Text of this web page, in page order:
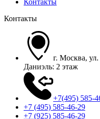
Контакты
Контакты
г. Москва,
Даниэль: 2 этаж
+7(495) 585-
+7 (495) 585-46-29
+7 (925) 585-46-29